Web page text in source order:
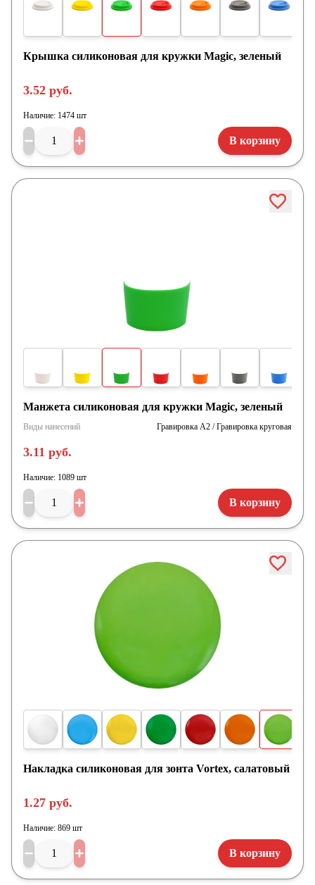
Крышка силиконовая для кружки Magic, зеленый
3.52 руб.
Наличие: 1474 шт
В корзину
Манжета силиконовая для кружки Magic, зеленый
Виды нанесений Гравировка А2 / Гравировка круговая
3.11 руб.
Наличие: 1089 шт
В корзину
Накладка силиконовая для зонта Vortex, салатовый
1.27 руб.
Наличие: 869 шт
В корзину